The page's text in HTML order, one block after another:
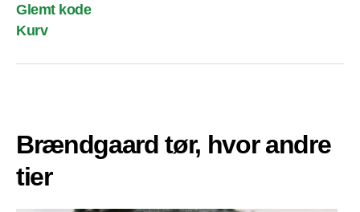
Glemt kode
Kurv
Brændgaard tør, hvor andre
tier